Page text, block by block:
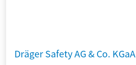
Dräger Safety AG & Co. KGaA